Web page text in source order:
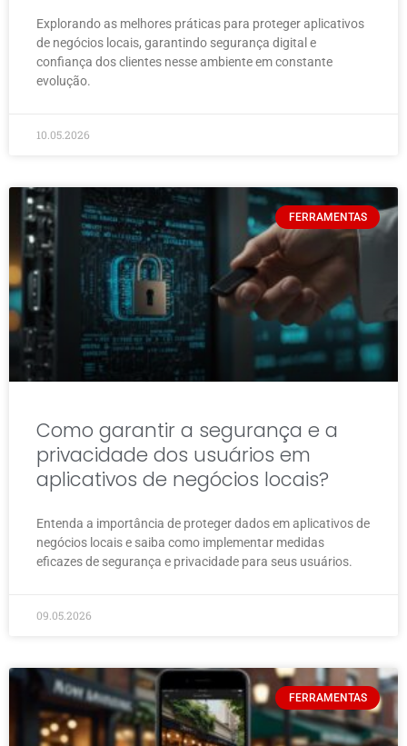
Explorando as melhores práticas para proteger aplicativos
de negócios locais, garantindo segurança digital e
confiança dos clientes nesse ambiente em constante
evolução.
10.05.2026
FERRAMENTAS
Como garantir a segurança e a
privacidade dos usuários em
aplicativos de negócios locais?
Entenda a importância de proteger dados em aplicativos de
negócios locais e saiba como implementar medidas
eficazes de segurança e privacidade para seus usuários.
09.05.2026
FERRAMENTAS